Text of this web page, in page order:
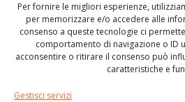
Per fornire le migliori esperienze,
per memorizzare e/o accedere alle
consenso a queste tecnologie ci
comportamento di navigazione o ID
acconsentire o ritirare il consenso può
caratteristiche e
Gestisci servizi